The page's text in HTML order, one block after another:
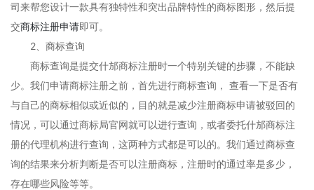
司来帮您设计一款具有独特性和突出品牌特性的商标图形，然后提
交商标注册申请即可。
2、商标查询
商标查询是提交什邡商标注册时一个特别关键的步骤，不能缺
少。我们申请商标注册之前，首先进行商标查询， 查看一下是否有
与自己的商标相似或近似的，目的就是减少注册商标申请被驳回的
情况，可以通过商标局官网就可以进行查询，或者委托什邡商标注
册的代理机构进行查询，这两种方式都是可以的。我们通过商标查
询的结果来分析判断是否可以注册商标，注册时的通过率是多少，
存在哪些风险等等。